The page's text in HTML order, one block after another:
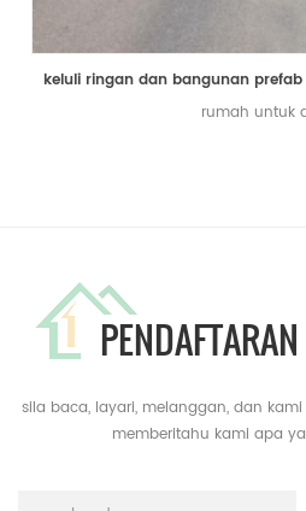
rumah untuk
sila baca, layari, melanggan, dan
memberitahu kami apa